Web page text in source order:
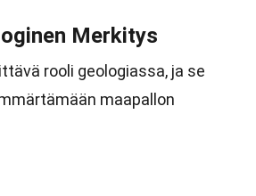
Merkitys
rooli geologiassa, ja se
maapallon